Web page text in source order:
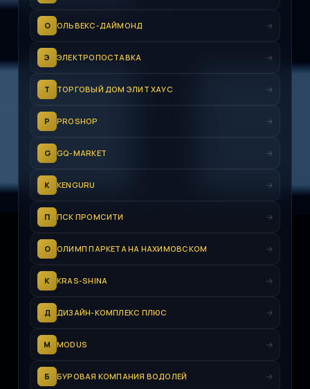
О ОЛЬВЕКС-ДАЙМОНД
Э ЭЛЕКТРОПОСТАВКА
Т ТОРГОВЫЙ ДОМ ЭЛИТ ХАУС
P PROSHOP
G GQ-MARKET
K KENGURU
П ПСК ПРОМСИТИ
О ОЛИМП ПАРКЕТА НА НАХИМОВСКОМ
K KRAS-SHINA
Д ДИЗАЙН-КОМПЛЕКС ПЛЮС
M MODUS
Б БУРОВАЯ КОМПАНИЯ ВОДОЛЕЙ